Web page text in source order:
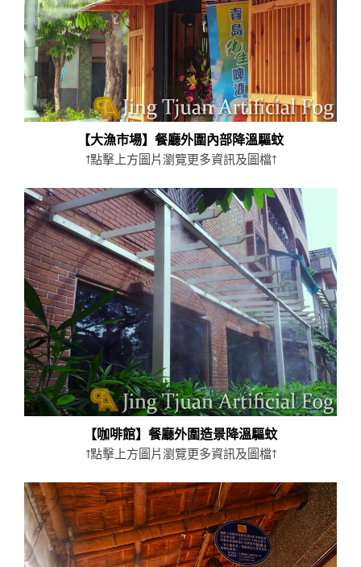
【大漁市場】餐廳外圍內部降溫驅蚊
↑點擊上方圖片瀏覽更多資訊及圖檔↑
【咖啡館】餐廳外圍造景降溫驅蚊
↑點擊上方圖片瀏覽更多資訊及圖檔↑